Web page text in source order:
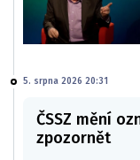
5. srpna 2026 20:31
ČSSZ mění
zpozornět